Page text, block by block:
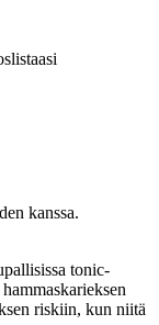
kanssa.
tonic-
riskiin, kun niitä